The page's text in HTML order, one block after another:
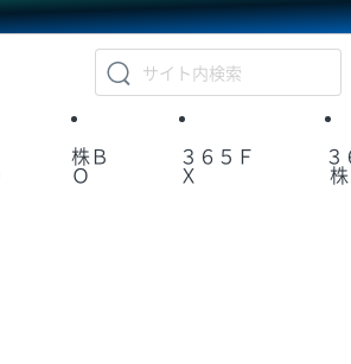
株Ｂ
Ｏ
３６５Ｆ
Ｘ
３
株